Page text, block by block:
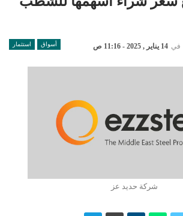
أسواق استثمار في 14 يناير , 2025 - 11:16 ص
شركة حديد عز